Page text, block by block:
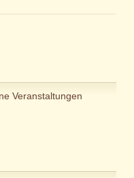
Veranstaltungen